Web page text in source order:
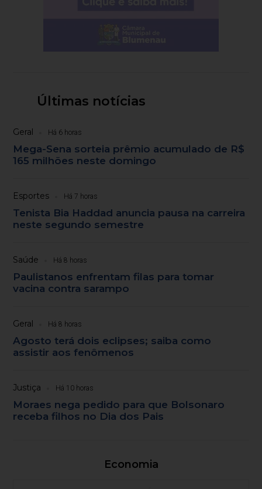
Últimas notícias
Geral Há 6 horas
Mega-Sena sorteia prêmio acumulado de R$
165 milhões neste domingo
Esportes Há 7 horas
Tenista Bia Haddad anuncia pausa na carreira
neste segundo semestre
Saúde Há 8 horas
Paulistanos enfrentam filas para tomar
vacina contra sarampo
Geral Há 8 horas
Agosto terá dois eclipses; saiba como
assistir aos fenômenos
Justiça Há 10 horas
Moraes nega pedido para que Bolsonaro
receba filhos no Dia dos Pais
Economia